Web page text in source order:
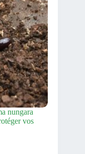
nungara
vos